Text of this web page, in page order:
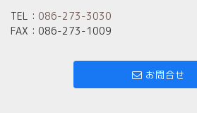
TEL： 086-273-3030
FAX：086-273-1009
お問合せ